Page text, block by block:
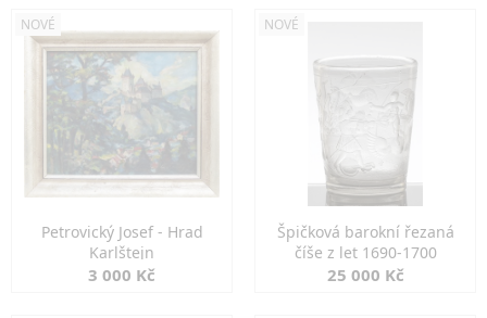
NOVÉ
Petrovický Josef - Hrad
Karlštejn
3 000 Kč
NOVÉ
Špičková barokní řezaná
číše z let 1690-1700
25 000 Kč